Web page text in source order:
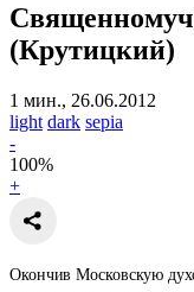
(Крутицкий)
1 мин., 26.06.2012
light dark sepia
-
100%
+
Окончив Московскую